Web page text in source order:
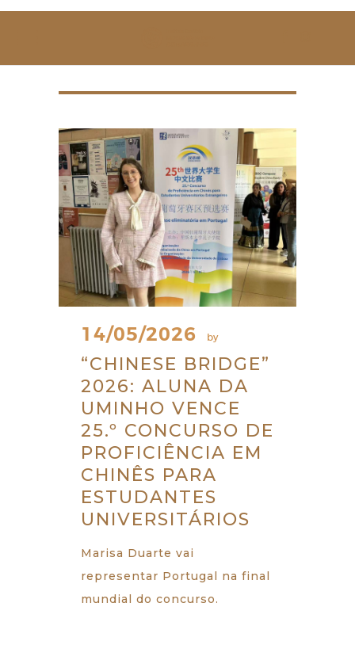
ESTUDAR
NOTÍCIAS
GALERIA
CONTACTOS
14/05/2026 by
“CHINESE BRIDGE”
2026: ALUNA DA
UMINHO VENCE
25.º CONCURSO DE
PROFICIÊNCIA EM
CHINÊS PARA
ESTUDANTES
UNIVERSITÁRIOS
Marisa Duarte vai
representar Portugal na final
mundial do concurso.